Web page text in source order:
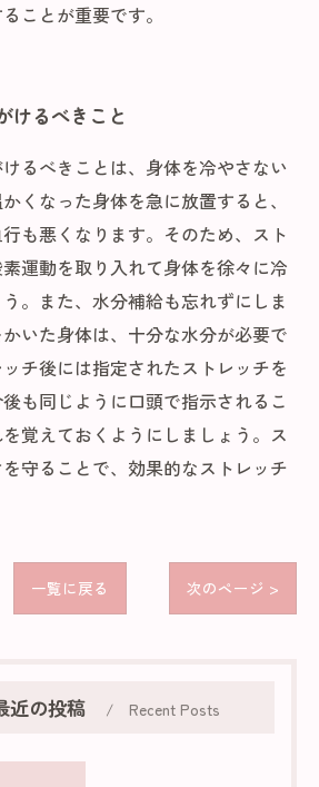
ことが重要です。
けるべきこと
るべきことは、身体を冷やさない
くなった身体を急に放置すると、
も悪くなります。そのため、スト
運動を取り入れて身体を徐々に冷
。また、水分補給も忘れずにしま
いた身体は、十分な水分が必要で
チ後には指定されたストレッチを
も同じように口頭で指示されるこ
覚えておくようにしましょう。ス
守ることで、効果的なストレッチ
一覧に戻る 次のページ >
近の投稿 Recent Posts